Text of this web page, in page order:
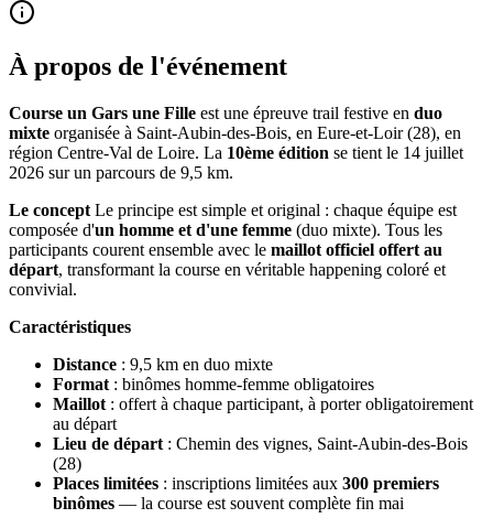
À propos de l'événement
Course un Gars une Fille est une épreuve trail festive en duo
mixte organisée à Saint-Aubin-des-Bois, en Eure-et-Loir (28), en
région Centre-Val de Loire. La 10ème édition se tient le 14 juillet
2026 sur un parcours de 9,5 km.
Le concept Le principe est simple et original : chaque équipe est
composée d'un homme et d'une femme (duo mixte). Tous les
participants courent ensemble avec le maillot officiel offert au
départ, transformant la course en véritable happening coloré et
convivial.
Caractéristiques
Distance : 9,5 km en duo mixte
Format : binômes homme-femme obligatoires
Maillot : offert à chaque participant, à porter obligatoirement
au départ
Lieu de départ : Chemin des vignes, Saint-Aubin-des-Bois
(28)
Places limitées : inscriptions limitées aux 300 premiers
binômes — la course est souvent complète fin mai